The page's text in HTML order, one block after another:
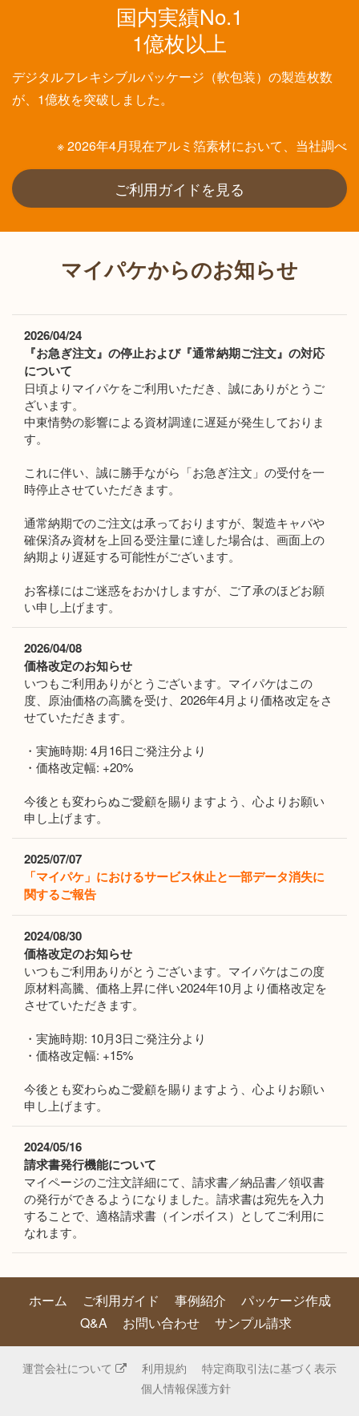
国内実績No.1
1億枚以上
デジタルフレキシブルパッケージ（軟包装）の製造枚数
が、1億枚を突破しました。
※ 2026年4月現在アルミ箔素材において、当社調べ
ご利用ガイドを見る
マイパケからのお知らせ
2026/04/24
『お急ぎ注文』の停止および『通常納期ご注文』の対応
について
日頃よりマイパケをご利用いただき、誠にありがとうご
ざいます。
中東情勢の影響による資材調達に遅延が発生しておりま
す。
これに伴い、誠に勝手ながら「お急ぎ注文」の受付を一
時停止させていただきます。
通常納期でのご注文は承っておりますが、製造キャパや
確保済み資材を上回る受注量に達した場合は、画面上の
納期より遅延する可能性がございます。
お客様にはご迷惑をおかけしますが、ご了承のほどお願
い申し上げます。
2026/04/08
価格改定のお知らせ
いつもご利用ありがとうございます。マイパケはこの
度、原油価格の高騰を受け、2026年4月より価格改定をさ
せていただきます。
・実施時期: 4月16日ご発注分より
・価格改定幅: +20%
今後とも変わらぬご愛顧を賜りますよう、心よりお願い
申し上げます。
2025/07/07
「マイパケ」におけるサービス休止と一部データ消失に
関するご報告
2024/08/30
価格改定のお知らせ
いつもご利用ありがとうございます。マイパケはこの度
原材料高騰、価格上昇に伴い2024年10月より価格改定を
させていただきます。
・実施時期: 10月3日ご発注分より
・価格改定幅: +15%
今後とも変わらぬご愛顧を賜りますよう、心よりお願い
申し上げます。
2024/05/16
請求書発行機能について
マイページのご注文詳細にて、請求書／納品書／領収書
の発行ができるようになりました。請求書は宛先を入力
することで、適格請求書（インボイス）としてご利用に
なれます。
ホーム ご利用ガイド 事例紹介
パッケージ作成
Q&A
お問い合わせ サンプル請求
運営会社について 利用規約
特定商取引法に基づく表示
個人情報保護方針